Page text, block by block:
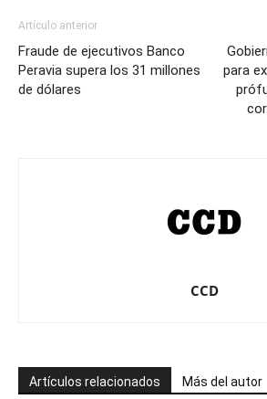
Artículo anterior
Fraude de ejecutivos Banco
Peravia supera los 31 millones
de dólares
para
CCD
Artículos relacionados Más del autor